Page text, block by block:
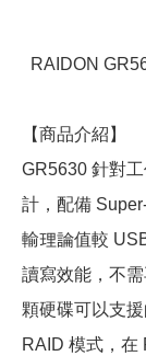
RAIDON
【商品介紹】
GR5630 針對
計，配備
輸理論值較
讀寫效能，不
顆硬碟可以支
RAID 模式，在